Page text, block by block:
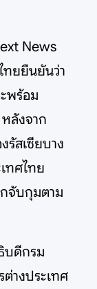
News
ทยยืนยันว่า
พร้อม
ลังจาก
รัสเซียบาง
ทศไทย
กจับกุมตาม
บดีกรม
ต่างประเทศ